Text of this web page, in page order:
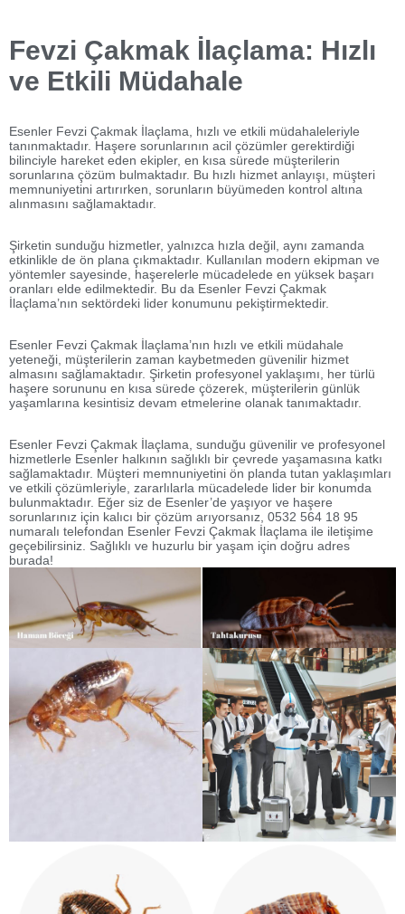
Fevzi Çakmak İlaçlama: Hızlı
ve Etkili Müdahale
Esenler Fevzi Çakmak İlaçlama, hızlı ve etkili müdahaleleriyle
tanınmaktadır. Haşere sorunlarının acil çözümler gerektirdiği
bilinciyle hareket eden ekipler, en kısa sürede müşterilerin
sorunlarına çözüm bulmaktadır. Bu hızlı hizmet anlayışı, müşteri
memnuniyetini artırırken, sorunların büyümeden kontrol altına
alınmasını sağlamaktadır.
Şirketin sunduğu hizmetler, yalnızca hızla değil, aynı zamanda
etkinlikle de ön plana çıkmaktadır. Kullanılan modern ekipman ve
yöntemler sayesinde, haşerelerle mücadelede en yüksek başarı
oranları elde edilmektedir. Bu da Esenler Fevzi Çakmak
İlaçlama’nın sektördeki lider konumunu pekiştirmektedir.
Esenler Fevzi Çakmak İlaçlama’nın hızlı ve etkili müdahale
yeteneği, müşterilerin zaman kaybetmeden güvenilir hizmet
almasını sağlamaktadır. Şirketin profesyonel yaklaşımı, her türlü
haşere sorununu en kısa sürede çözerek, müşterilerin günlük
yaşamlarına kesintisiz devam etmelerine olanak tanımaktadır.
Esenler Fevzi Çakmak İlaçlama, sunduğu güvenilir ve profesyonel
hizmetlerle Esenler halkının sağlıklı bir çevrede yaşamasına katkı
sağlamaktadır. Müşteri memnuniyetini ön planda tutan yaklaşımları
ve etkili çözümleriyle, zararlılarla mücadelede lider bir konumda
bulunmaktadır. Eğer siz de Esenler’de yaşıyor ve haşere
sorunlarınız için kalıcı bir çözüm arıyorsanız, 0532 564 18 95
numaralı telefondan Esenler Fevzi Çakmak İlaçlama ile iletişime
geçebilirsiniz. Sağlıklı ve huzurlu bir yaşam için doğru adres
burada!